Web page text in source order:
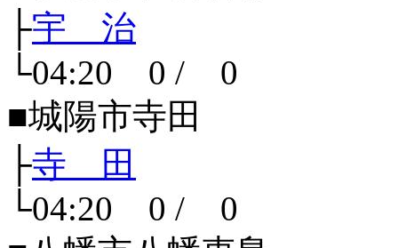
├宇 治
└04:20 0 / 0
■城陽市寺田
├寺 田
└04:20 0 / 0